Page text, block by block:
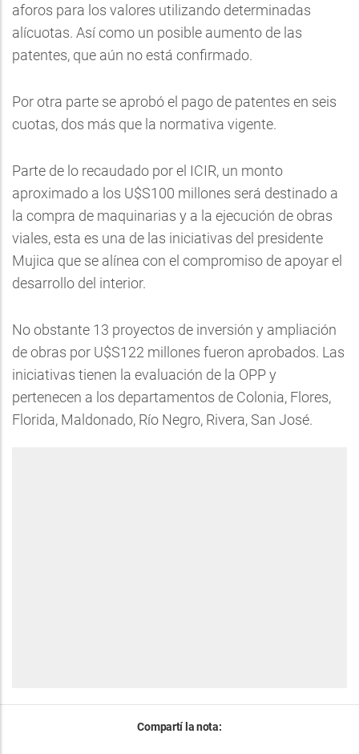
aforos para los valores utilizando determinadas
alícuotas. Así como un posible aumento de las
patentes, que aún no está confirmado.
Por otra parte se aprobó el pago de patentes en seis
cuotas, dos más que la normativa vigente.
Parte de lo recaudado por el ICIR, un monto
aproximado a los U$S100 millones será destinado a
la compra de maquinarias y a la ejecución de obras
viales, esta es una de las iniciativas del presidente
Mujica que se alínea con el compromiso de apoyar el
desarrollo del interior.
No obstante 13 proyectos de inversión y ampliación
de obras por U$S122 millones fueron aprobados. Las
iniciativas tienen la evaluación de la OPP y
pertenecen a los departamentos de Colonia, Flores,
Florida, Maldonado, Río Negro, Rivera, San José.
Compartí la nota: